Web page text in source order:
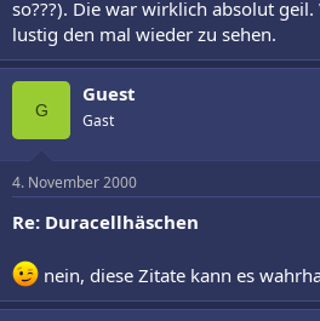
so???). Die war wirklich absolut
lustig den mal wieder zu sehen.
G
Guest
Gast
4. November 2000
Re: Duracellhäschen
nein, diese Zitate kann es